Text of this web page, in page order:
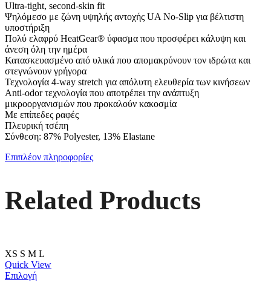
Ultra-tight, second-skin fit
Ψηλόμεσο με ζώνη υψηλής αντοχής UA No-Slip για βέλτιστη
υποστήριξη
Πολύ ελαφρύ HeatGear® ύφασμα που προσφέρει κάλυψη και
άνεση όλη την ημέρα
Κατασκευασμένο από υλικά που απομακρύνουν τον ιδρώτα και
στεγνώνουν γρήγορα
Τεχνολογία 4-way stretch για απόλυτη ελευθερία των κινήσεων
Anti-odor τεχνολογία που αποτρέπει την ανάπτυξη
μικροοργανισμών που προκαλούν κακοσμία
Με επίπεδες ραφές
Πλευρική τσέπη
Σύνθεση: 87% Polyester, 13% Elastane
Επιπλέον πληροφορίες
Related Products
XS S M L
Quick View
Επιλογή